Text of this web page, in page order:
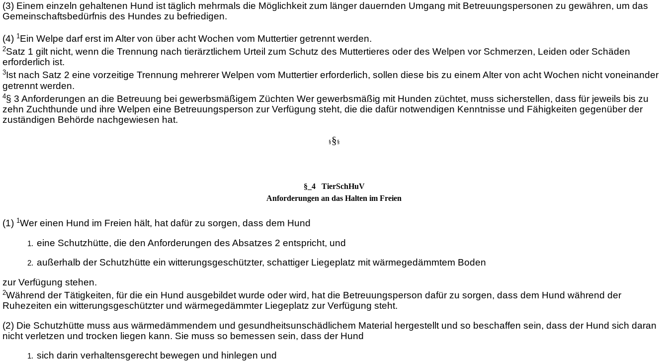
(3) Einem einzeln gehaltenen Hund ist täglich mehrmals die Möglichkeit zum länger dauernden Umgang mit Betreuungspersonen zu gewähren, um das
Gemeinschaftsbedürfnis des Hundes zu befriedigen.
(4) 1Ein Welpe darf erst im Alter von über acht Wochen vom Muttertier getrennt werden.
2Satz 1 gilt nicht, wenn die Trennung nach tierärztlichem Urteil zum Schutz des Muttertieres oder des Welpen vor Schmerzen, Leiden oder Schäden
erforderlich ist.
3Ist nach Satz 2 eine vorzeitige Trennung mehrerer Welpen vom Muttertier erforderlich, sollen diese bis zu einem Alter von acht Wochen nicht voneinander
getrennt werden.
4§ 3 Anforderungen an die Betreuung bei gewerbsmäßigem Züchten Wer gewerbsmäßig mit Hunden züchtet, muss sicherstellen, dass für jeweils bis zu
zehn Zuchthunde und ihre Welpen eine Betreuungsperson zur Verfügung steht, die die dafür notwendigen Kenntnisse und Fähigkeiten gegenüber der
zuständigen Behörde nachgewiesen hat.
§§ §
§_4 TierSchHuV
Anforderungen an das Halten im Freien
(1) 1Wer einen Hund im Freien hält, hat dafür zu sorgen, dass dem Hund
eine Schutzhütte, die den Anforderungen des Absatzes 2 entspricht, und
außerhalb der Schutzhütte ein witterungsgeschützter, schattiger Liegeplatz mit wärmegedämmtem Boden
zur Verfügung stehen.
2Während der Tätigkeiten, für die ein Hund ausgebildet wurde oder wird, hat die Betreuungsperson dafür zu sorgen, dass dem Hund während der
Ruhezeiten ein witterungsgeschützter und wärmegedämmter Liegeplatz zur Verfügung steht.
(2) Die Schutzhütte muss aus wärmedämmendem und gesundheitsunschädlichem Material hergestellt und so beschaffen sein, dass der Hund sich daran
nicht verletzen und trocken liegen kann. Sie muss so bemessen sein, dass der Hund
sich darin verhaltensgerecht bewegen und hinlegen und